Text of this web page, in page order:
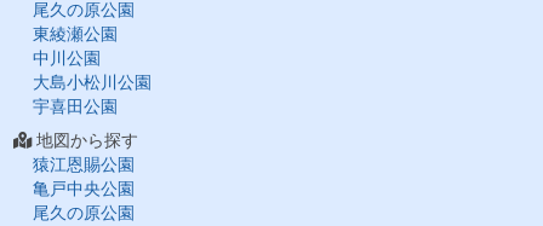
尾久の原公園
東綾瀬公園
中川公園
大島小松川公園
宇喜田公園
地図から探す
猿江恩賜公園
亀戸中央公園
尾久の原公園